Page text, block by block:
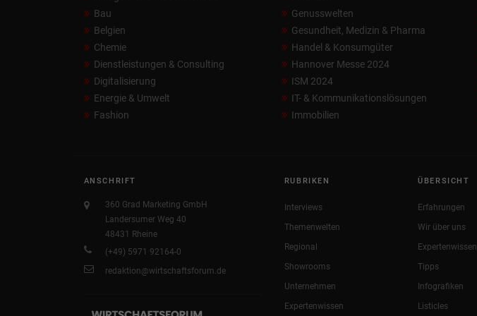
Bau
Belgien
Chemie
Dienstleistungen & Consulting
Digitalisierung
Energie & Umwelt
Fashion
Genusswelten
Gesundheit, Medizin & Pharma
Handel & Konsumgüter
Hannover Messe 2024
ISM 2024
IT- & Kommunikationslösungen
Immobilien
ANSCHRIFT
360 Grad Marketing GmbH
Landersumer Weg 40
48431 Rheine
(+49) 5971 92164-0
redaktion@wirtschaftsforum.de
RUBRIKEN
Interviews
Themenwelten
Regional
Showrooms
Unternehmen
Expertenwissen
ÜBERSICHT
Erfahrungen
Wir über uns
Expertenwissen
Tipps
Infografiken
Listicles